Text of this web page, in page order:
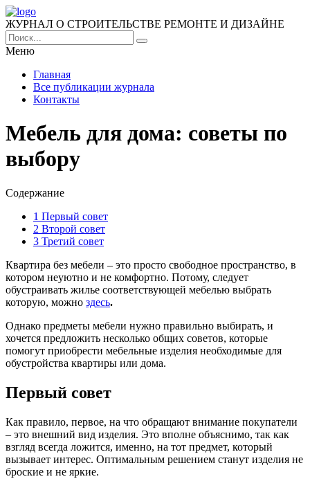
ЖУРНАЛ О СТРОИТЕЛЬСТВЕ РЕМОНТЕ И ДИЗАЙНЕ
Меню
Главная
Все публикации журнала
Контакты
Мебель для дома: советы по
выбору
Содержание
1 Первый совет
2 Второй совет
3 Третий совет
Квартира без мебели – это просто свободное пространство, в
котором неуютно и не комфортно. Потому, следует
обустраивать жилье соответствующей мебелью выбрать
которую, можно здесь.
Однако предметы мебели нужно правильно выбирать, и
хочется предложить несколько общих советов, которые
помогут приобрести мебельные изделия необходимые для
обустройства квартиры или дома.
Первый совет
Как правило, первое, на что обращают внимание покупатели
– это внешний вид изделия. Это вполне объяснимо, так как
взгляд всегда ложится, именно, на тот предмет, который
вызывает интерес. Оптимальным решением станут изделия не
броские и не яркие.